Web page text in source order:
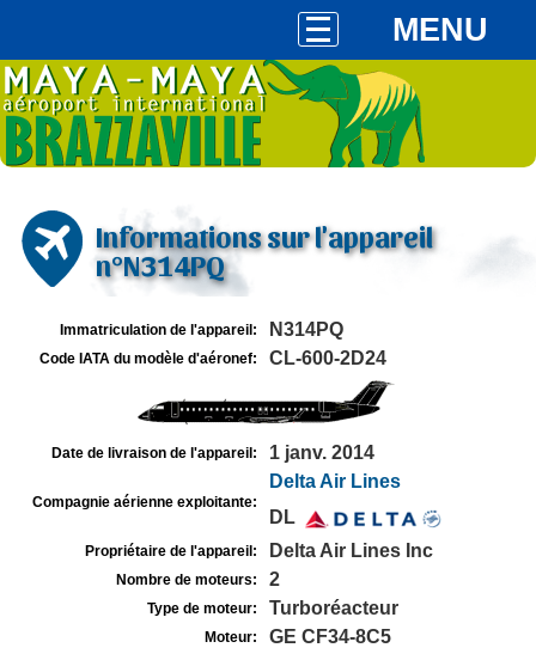
MENU
Informations sur l'appareil
n°N314PQ
Immatriculation de l'appareil: N314PQ
Code IATA du modèle d'aéronef: CL-600-2D24
Date de livraison de l'appareil: 1 janv. 2014
Compagnie aérienne exploitante:
Delta Air Lines
DL
Propriétaire de l'appareil: Delta Air Lines Inc
Nombre de moteurs: 2
Type de moteur: Turboréacteur
Moteur: GE CF34-8C5